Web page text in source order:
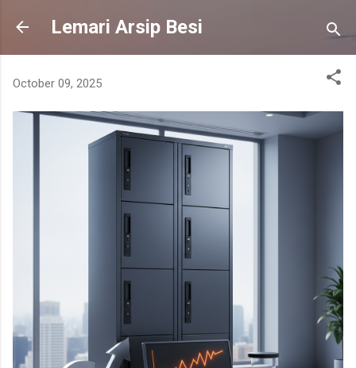
Skip to main content
Lemari Arsip Besi
October 09, 2025